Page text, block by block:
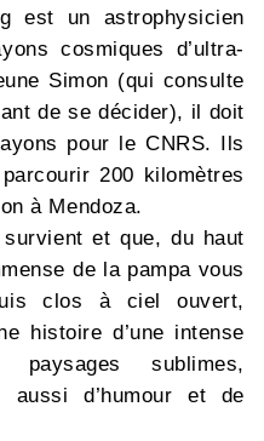
est un astrophysicien
cosmiques d’ultra-
Simon (qui consulte
de se décider), il doit
pour le CNRS. Ils
200 kilomètres
à Mendoza.
et que, du haut
de la pampa vous
clos à ciel ouvert,
histoire d’une intense
sublimes,
aussi d’humour et de